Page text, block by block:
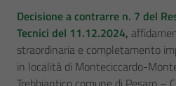
Decisione a contrarre n. 7 del
Tecnici del 11.12.2024,
straordinaria e completamento
in località di Monteciccardo-